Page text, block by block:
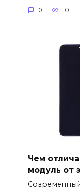
0 10
Чем
модуль от